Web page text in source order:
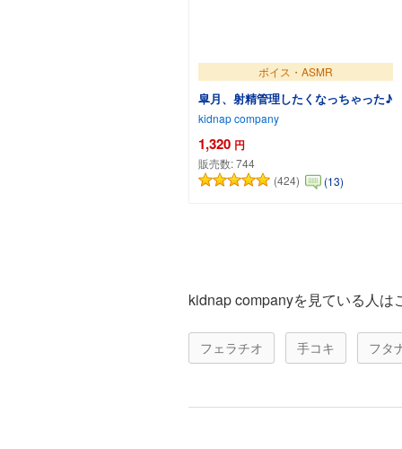
ボイス・ASMR
皐月、射精管理したくなっちゃった♪
kidnap company
1,320 円
販売数:744
(424)
(13)
カートに追加
kidnap companyを見ている人
フェラチオ 手コキ フタ